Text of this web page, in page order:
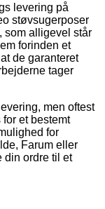
levering på
støvsugerposer
som alligevel står
forinden et
de garanteret
tager
men oftest
et bestemt
for
Farum eller
din ordre til et